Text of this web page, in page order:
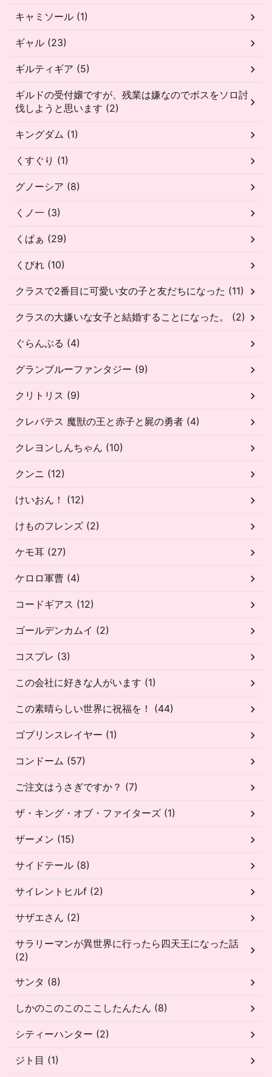
キャミソール (1)
ギャル (23)
ギルティギア (5)
ギルドの受付嬢ですが、残業は嫌なのでボスをソロ討
伐しようと思います (2)
キングダム (1)
くすぐり (1)
グノーシア (8)
くノ一 (3)
くぱぁ (29)
くびれ (10)
クラスで2番目に可愛い女の子と友だちになった (11)
クラスの大嫌いな女子と結婚することになった。 (2)
ぐらんぶる (4)
グランブルーファンタジー (9)
クリトリス (9)
クレバテス 魔獣の王と赤子と屍の勇者 (4)
クレヨンしんちゃん (10)
クンニ (12)
けいおん！ (12)
けものフレンズ (2)
ケモ耳 (27)
ケロロ軍曹 (4)
コードギアス (12)
ゴールデンカムイ (2)
コスプレ (3)
この会社に好きな人がいます (1)
この素晴らしい世界に祝福を！ (44)
ゴブリンスレイヤー (1)
コンドーム (57)
ご注文はうさぎですか？ (7)
ザ・キング・オブ・ファイターズ (1)
ザーメン (15)
サイドテール (8)
サイレントヒルf (2)
サザエさん (2)
サラリーマンが異世界に行ったら四天王になった話
(2)
サンタ (8)
しかのこのこのここしたんたん (8)
シティーハンター (2)
ジト目 (1)